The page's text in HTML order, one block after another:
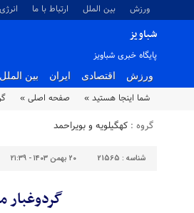
ورزش بین الملل ارتباط با ما انرژی
شباویز
پایگاه خبری شباویز
ورزش اقتصادی ایران بین الملل
شما اینجا هستید » صفحه اصلی »
گروه : کهگیلویه و بویراحمد
شناسه : 21565 ۲۰ بهمن ۱۴۰۳ - ۲۱:۳۹
گردوغبار